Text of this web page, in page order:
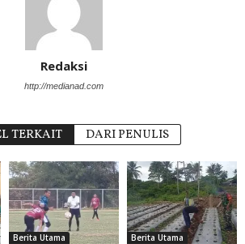
Redaksi
http://medianad.com
TERKAIT DARI PENULIS
Berita Utama Berita Utama